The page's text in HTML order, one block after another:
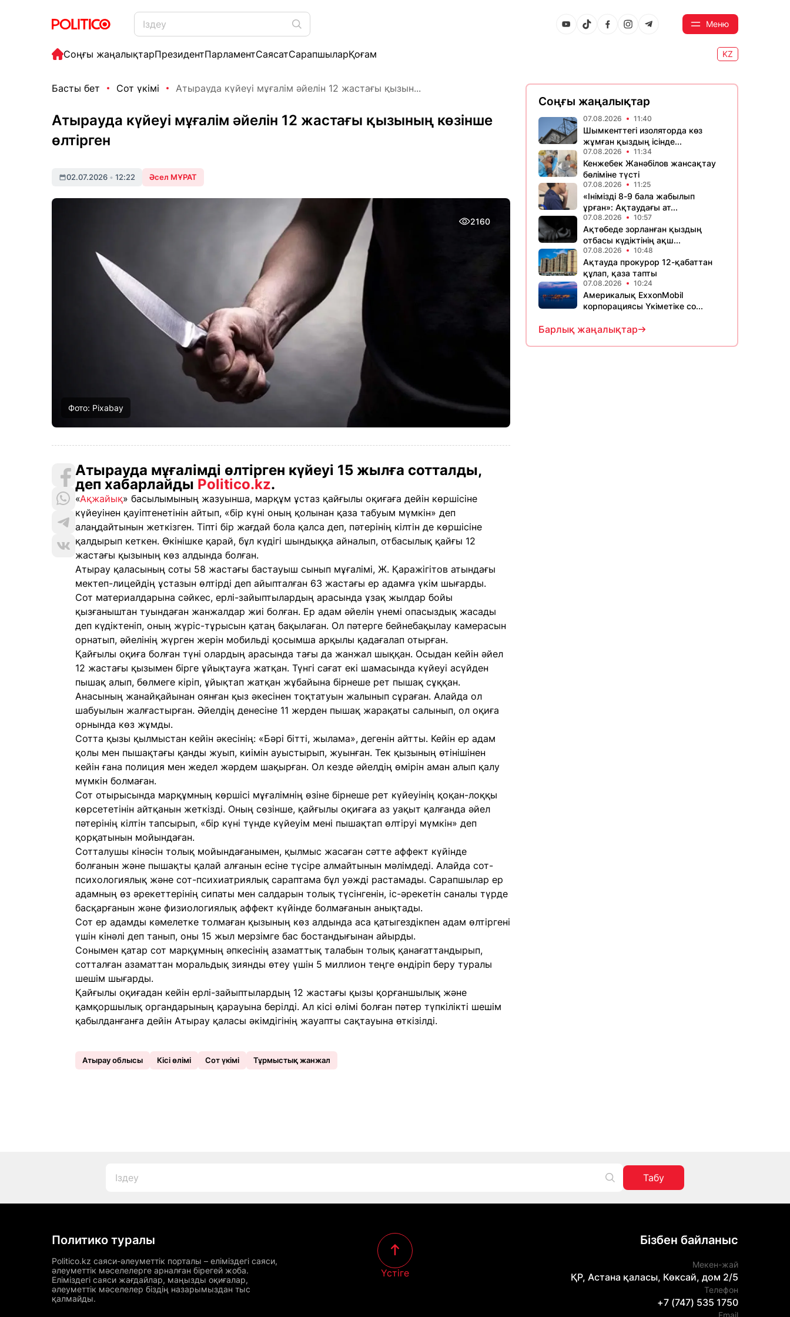
Меню
Соңғы жаңалықтарПрезидентПарламентСаясатСарапшыларҚоғам KZ
Басты бет Сот үкімі Атырауда күйеуі мұғалім әйелін 12 жастағы қызын...
Атырауда күйеуі мұғалім әйелін 12 жастағы қызының көзінше
өлтірген
02.07.2026 • 12:22 Әсел МҰРАТ
2160
Фото: Pixabay
Атырауда мұғалімді өлтірген күйеуі 15 жылға сотталды,
деп хабарлайды Politico.kz.
«Ақжайық» басылымының жазуынша, марқұм ұстаз қайғылы оқиғаға дейін көршісіне
күйеуінен қауіптенетінін айтып, «бір күні оның қолынан қаза табуым мүмкін» деп
алаңдайтынын жеткізген. Тіпті бір жағдай бола қалса деп, пәтерінің кілтін де көршісіне
қалдырып кеткен. Өкінішке қарай, бұл күдігі шындыққа айналып, отбасылық қайғы 12
жастағы қызының көз алдында болған.
Атырау қаласының соты 58 жастағы бастауыш сынып мұғалімі, Ж. Қаражігітов атындағы
мектеп-лицейдің ұстазын өлтірді деп айыпталған 63 жастағы ер адамға үкім шығарды.
Сот материалдарына сәйкес, ерлі-зайыптылардың арасында ұзақ жылдар бойы
қызғаныштан туындаған жанжалдар жиі болған. Ер адам әйелін үнемі опасыздық жасады
деп күдіктеніп, оның жүріс-тұрысын қатаң бақылаған. Ол пәтерге бейнебақылау камерасын
орнатып, әйелінің жүрген жерін мобильді қосымша арқылы қадағалап отырған.
Қайғылы оқиға болған түні олардың арасында тағы да жанжал шыққан. Осыдан кейін әйел
12 жастағы қызымен бірге ұйықтауға жатқан. Түнгі сағат екі шамасында күйеуі асүйден
пышақ алып, бөлмеге кіріп, ұйықтап жатқан жұбайына бірнеше рет пышақ сұққан.
Анасының жанайқайынан оянған қыз әкесінен тоқтатуын жалынып сұраған. Алайда ол
шабуылын жалғастырған. Әйелдің денесіне 11 жерден пышақ жарақаты салынып, ол оқиға
орнында көз жұмды.
Сотта қызы қылмыстан кейін әкесінің: «Бәрі бітті, жылама», дегенін айтты. Кейін ер адам
қолы мен пышақтағы қанды жуып, киімін ауыстырып, жуынған. Тек қызының өтінішінен
кейін ғана полиция мен жедел жәрдем шақырған. Ол кезде әйелдің өмірін аман алып қалу
мүмкін болмаған.
Сот отырысында марқұмның көршісі мұғалімнің өзіне бірнеше рет күйеуінің қоқан-лоққы
көрсететінін айтқанын жеткізді. Оның сөзінше, қайғылы оқиғаға аз уақыт қалғанда әйел
пәтерінің кілтін тапсырып, «бір күні түнде күйеуім мені пышақтап өлтіруі мүмкін» деп
қорқатынын мойындаған.
Сотталушы кінәсін толық мойындағанымен, қылмыс жасаған сәтте аффект күйінде
болғанын және пышақты қалай алғанын есіне түсіре алмайтынын мәлімдеді. Алайда сот-
психологиялық және сот-психиатриялық сараптама бұл уәжді растамады. Сарапшылар ер
адамның өз әрекеттерінің сипаты мен салдарын толық түсінгенін, іс-әрекетін саналы түрде
басқарғанын және физиологиялық аффект күйінде болмағанын анықтады.
Сот ер адамды кәмелетке толмаған қызының көз алдында аса қатыгездікпен адам өлтіргені
үшін кінәлі деп танып, оны 15 жыл мерзімге бас бостандығынан айырды.
Сонымен қатар сот марқұмның әпкесінің азаматтық талабын толық қанағаттандырып,
сотталған азаматтан моральдық зиянды өтеу үшін 5 миллион теңге өндіріп беру туралы
шешім шығарды.
Қайғылы оқиғадан кейін ерлі-зайыптылардың 12 жастағы қызы қорғаншылық және
қамқоршылық органдарының қарауына берілді. Ал кісі өлімі болған пәтер түпкілікті шешім
қабылданғанға дейін Атырау қаласы әкімдігінің жауапты сақтауына өткізілді.
Атырау облысы Кісі өлімі Сот үкімі Тұрмыстық жанжал
Соңғы жаңалықтар
07.08.2026 11:40
Шымкенттегі изоляторда көз
жұмған қыздың ісінде...
07.08.2026 11:34
Кенжебек Жанәбілов жансақтау
бөліміне түсті
07.08.2026 11:25
«Інімізді 8-9 бала жабылып
ұрған»: Ақтаудағы ат...
07.08.2026 10:57
Ақтөбеде зорланған қыздың
отбасы күдіктінің ақш...
07.08.2026 10:48
Ақтауда прокурор 12-қабаттан
құлап, қаза тапты
07.08.2026 10:24
Америкалық ExxonMobil
корпорациясы Үкіметіке со...
Барлық жаңалықтар
Табу
Политико туралы
Politico.kz саяси-әлеуметтік порталы – еліміздегі саяси,
әлеуметтік мәселелерге арналған бірегей жоба.
Еліміздегі саяси жағдайлар, маңызды оқиғалар,
әлеуметтік мәселелер біздің назарымыздан тыс
қалмайды.
Үстіге
Бізбен байланыс
Мекен-жай
ҚР, Астана қаласы, Көксай, дом 2/5
Телефон
+7 (747) 535 1750
Email